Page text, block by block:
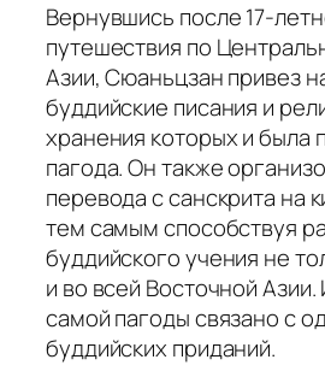
Вернувшись после 17-
путешествия по
Азии, Сюаньцзан привез
буддийские писания и
хранения которых и была
пагода. Он также
перевода с санскрита на
тем самым способствуя
буддийского учения не
и во всей Восточной Азии.
самой пагоды связано с
буддийских приданий.